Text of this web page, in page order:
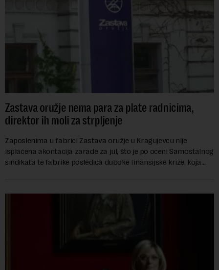
Zastava oružje nema para za plate radnicima,
direktor ih moli za strpljenje
Zaposlenima u fabrici Zastava oružje u Kragujevcu nije
isplaćena akontacija zarade za jul, što je po oceni Samostalnog
sindikata te fabrike posledica duboke finansijske krize, koja